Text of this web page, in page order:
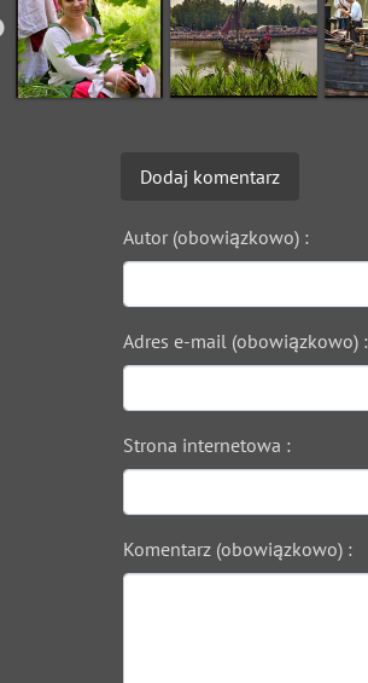
Dodaj komentarz
Autor (obowiązkowo) :
Adres e-mail (obowiązkowo) :
Strona internetowa :
Komentarz (obowiązkowo) :